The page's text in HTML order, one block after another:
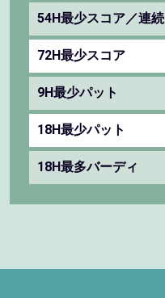
54H最少スコア／連続
72H最少スコア
9H最少パット
18H最少パット
18H最多バーディ